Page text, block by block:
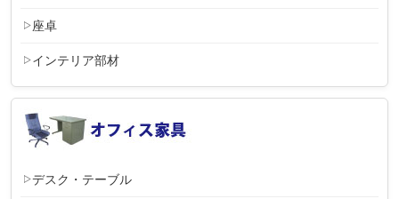
座卓
インテリア部材
デスク・テーブル